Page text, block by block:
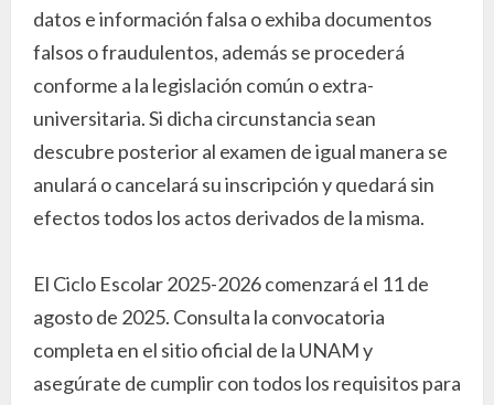
datos e información falsa o exhiba documentos
falsos o fraudulentos, además se procederá
conforme a la legislación común o extra-
universitaria. Si dicha circunstancia sean
descubre posterior al examen de igual manera se
anulará o cancelará su inscripción y quedará sin
efectos todos los actos derivados de la misma.
El Ciclo Escolar 2025-2026 comenzará el 11 de
agosto de 2025. Consulta la convocatoria
completa en el sitio oficial de la UNAM y
asegúrate de cumplir con todos los requisitos para